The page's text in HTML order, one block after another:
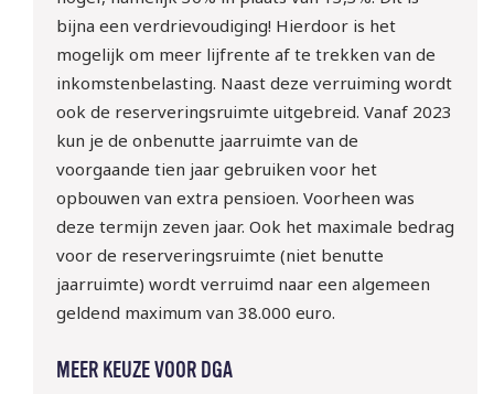
bijna een verdrievoudiging! Hierdoor is het
mogelijk om meer lijfrente af te trekken van de
inkomstenbelasting. Naast deze verruiming wordt
ook de reserveringsruimte uitgebreid. Vanaf 2023
kun je de onbenutte jaarruimte van de
voorgaande tien jaar gebruiken voor het
opbouwen van extra pensioen. Voorheen was
deze termijn zeven jaar. Ook het maximale bedrag
voor de reserveringsruimte (niet benutte
jaarruimte) wordt verruimd naar een algemeen
geldend maximum van 38.000 euro.
MEER KEUZE VOOR DGA